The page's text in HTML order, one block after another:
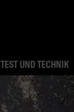
TEST UND TECHNIK